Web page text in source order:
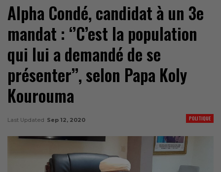
Alpha Condé, candidat à un 3e
mandat : ‘’C’est la population
qui lui a demandé de se
présenter’’, selon Papa Koly
Kourouma
POLITIQUE
Last Updated Sep 12, 2020